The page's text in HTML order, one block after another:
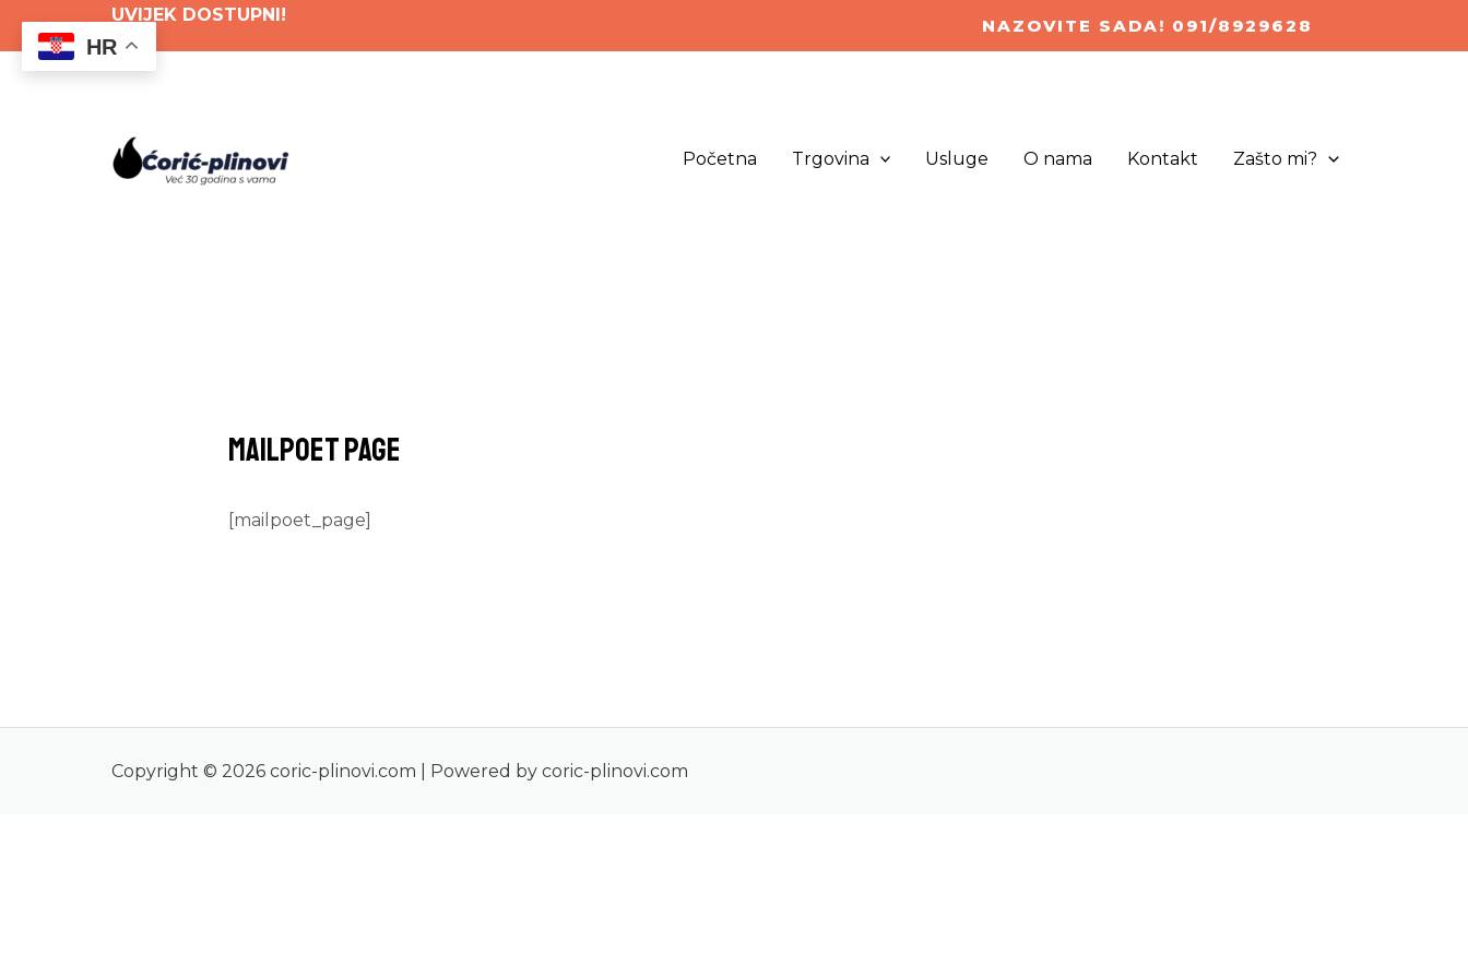
to
content
UVIJEK DOSTUPNI!
NAZOVITE SADA! 091/8929628
Početna Trgovina Usluge O nama Kontakt Zašto mi?
MailPoet Page
[mailpoet_page]
Copyright © 2026 coric-plinovi.com | Powered by coric-plinovi.com
HR